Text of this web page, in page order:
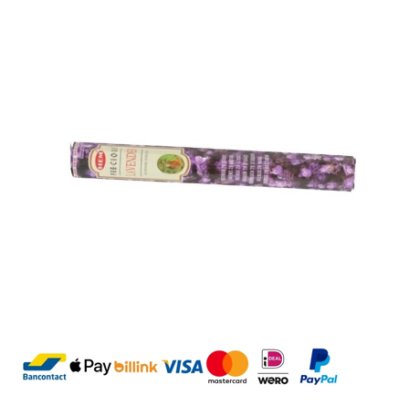
0,79 Verpakt per 20 sticks